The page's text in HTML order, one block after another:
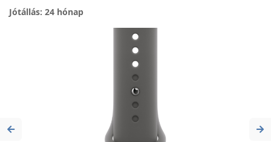
Jótállás: 24 hónap
Previous